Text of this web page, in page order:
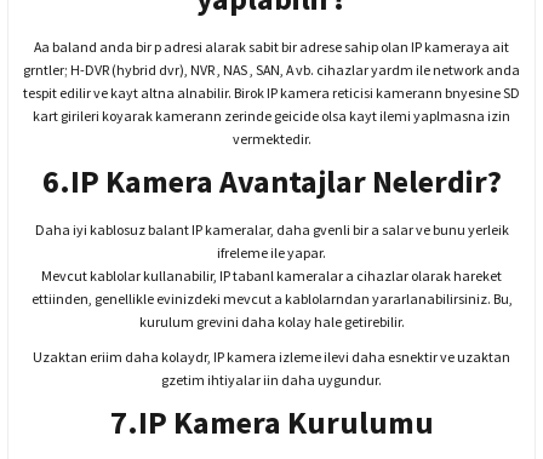
Aa baland anda bir p adresi alarak sabit bir adrese sahip olan IP kameraya ait
grntler; H-DVR (hybrid dvr), NVR , NAS , SAN, A vb. cihazlar yardm ile network anda
tespit edilir ve kayt altna alnabilir. Birok IP kamera reticisi kamerann bnyesine SD
kart girileri koyarak kamerann zerinde geicide olsa kayt ilemi yaplmasna izin
vermektedir.
6.IP Kamera Avantajlar Nelerdir?
Daha iyi kablosuz balant IP kameralar, daha gvenli bir a salar ve bunu yerleik
ifreleme ile yapar.
Mevcut kablolar kullanabilir, IP tabanl kameralar a cihazlar olarak hareket
ettiinden, genellikle evinizdeki mevcut a kablolarndan yararlanabilirsiniz. Bu,
kurulum grevini daha kolay hale getirebilir.
Uzaktan eriim daha kolaydr, IP kamera izleme ilevi daha esnektir ve uzaktan
gzetim ihtiyalar iin daha uygundur.
7.IP Kamera Kurulumu